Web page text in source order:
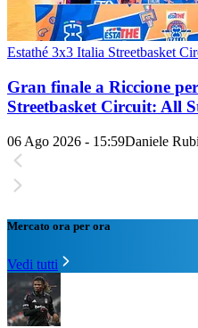
Estathé 3x3 Italia Streetbasket
Gran finale a Riccione
Streetbasket Circuit: All
06 Ago 2026 - 15:59Daniele
Mercato ora per ora
Vedi tutti